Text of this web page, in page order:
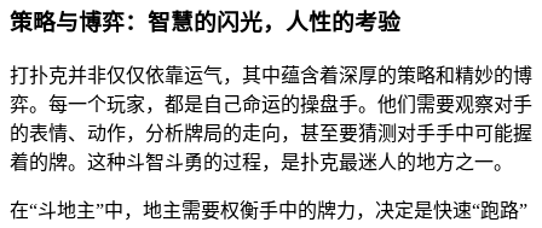
策略与博弈：智慧的闪光，人性的考验
打扑克并非仅仅依靠运气，其中蕴含着深厚的策略和精妙的博
弈。每一个玩家，都是自己命运的操盘手。他们需要观察对手
的表情、动作，分析牌局的走向，甚至要猜测对手手中可能握
着的牌。这种斗智斗勇的过程，是扑克最迷人的地方之一。
在“斗地主”中，地主需要权衡手中的牌力，决定是快速“跑路”